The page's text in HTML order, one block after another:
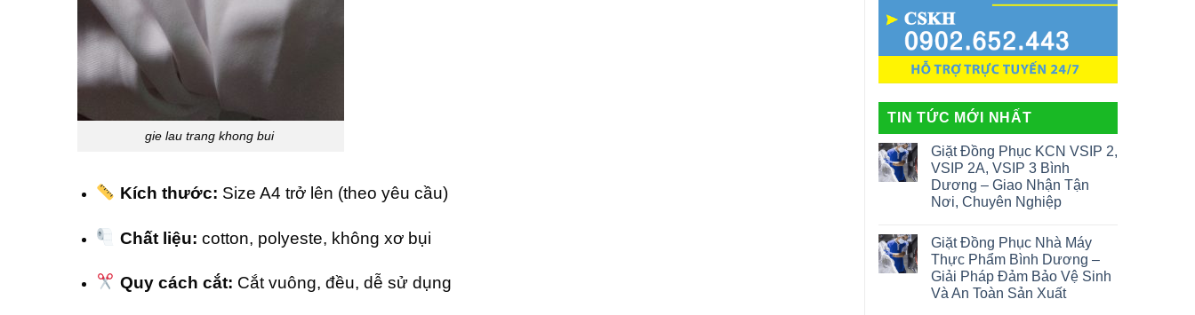
gie lau trang khong bui
Kích thước: Size A4 trở lên (theo yêu cầu)
Chất liệu: cotton, polyeste, không xơ bụi
Quy cách cắt: Cắt vuông, đều, dễ sử dụng
TIN TỨC MỚI NHẤT
Giặt Đồng Phục KCN VSIP 2,
VSIP 2A, VSIP 3 Bình
Dương – Giao Nhận Tận
Nơi, Chuyên Nghiệp
Giặt Đồng Phục Nhà Máy
Thực Phẩm Bình Dương –
Giải Pháp Đảm Bảo Vệ Sinh
Và An Toàn Sản Xuất